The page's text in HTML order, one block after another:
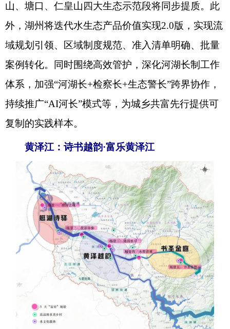
山、塘口、仁皇山四大生态示范段将同步提质。此
外，湖州将迭代水生态产品价值实现2.0版，实现流
域规划引领、区域制度规范、准入清单明确、批量
案例转化。同时围绕高效管护，深化河湖长制工作
体系，加强“河湖长+检察长+生态警长”跨界协作，
持续推广“AI河长”模式等，为城乡共富先行提供可
复制的实践样本。
黄泽江：诗书越韵·富乐黄泽江